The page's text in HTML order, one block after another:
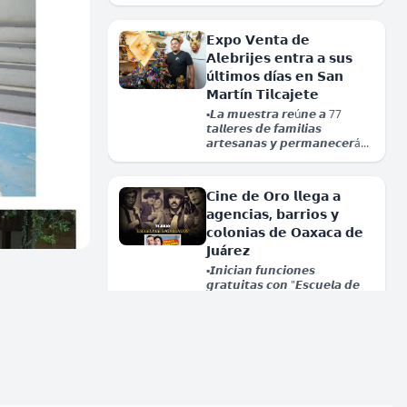
𝗘𝘅𝗽𝗼 𝗩𝗲𝗻𝘁𝗮 𝗱𝗲
𝗔𝗹𝗲𝗯𝗿𝗶𝗷𝗲𝘀 𝗲𝗻𝘁𝗿𝗮 𝗮 𝘀𝘂𝘀
ú𝗹𝘁𝗶𝗺𝗼𝘀 𝗱í𝗮𝘀 𝗲𝗻 𝗦𝗮𝗻
𝗠𝗮𝗿𝘁í𝗻 𝗧𝗶𝗹𝗰𝗮𝗷𝗲𝘁𝗲
▪️𝙇𝙖 𝙢𝙪𝙚𝙨𝙩𝙧𝙖 𝙧𝙚ú𝙣𝙚 𝙖 77
𝙩𝙖𝙡𝙡𝙚𝙧𝙚𝙨 𝙙𝙚 𝙛𝙖𝙢𝙞𝙡𝙞𝙖𝙨
𝙖𝙧𝙩𝙚𝙨𝙖𝙣𝙖𝙨 𝙮 𝙥𝙚𝙧𝙢𝙖𝙣𝙚𝙘𝙚𝙧á...
𝗖𝗶𝗻𝗲 𝗱𝗲 𝗢𝗿𝗼 𝗹𝗹𝗲𝗴𝗮 𝗮
𝗮𝗴𝗲𝗻𝗰𝗶𝗮𝘀, 𝗯𝗮𝗿𝗿𝗶𝗼𝘀 𝘆
𝗰𝗼𝗹𝗼𝗻𝗶𝗮𝘀 𝗱𝗲 𝗢𝗮𝘅𝗮𝗰𝗮 𝗱𝗲
𝗝𝘂á𝗿𝗲𝘇
▪️𝙄𝙣𝙞𝙘𝙞𝙖𝙣 𝙛𝙪𝙣𝙘𝙞𝙤𝙣𝙚𝙨
𝙜𝙧𝙖𝙩𝙪𝙞𝙩𝙖𝙨 𝙘𝙤𝙣 "𝙀𝙨𝙘𝙪𝙚𝙡𝙖 𝙙𝙚